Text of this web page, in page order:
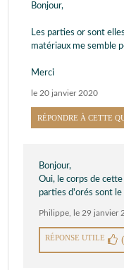
Bonjour,
Les parties or sont
matériaux me semble
Merci
le 20 janvier 2020
RÉPONDRE À CETTE
Bonjour,
Oui, le corps de
parties d'orés sont
Philippe le 29 janvier
RÉPONSE UTILE